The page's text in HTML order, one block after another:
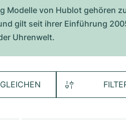
von Hublot gehören
gilt seit ihrer Einführung
Uhrenwelt.